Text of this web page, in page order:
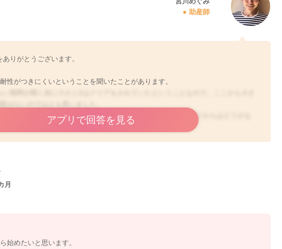
助産師
りがとうございます。
性がつきにくいということを聞いたことがあります。
少しでも少なくして進められるようにされるためにも、半分ほどからはどうかな
す。
アプリで回答を見る
月
始めたいと思います。